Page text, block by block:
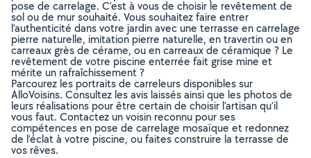
pose de carrelage. C’est à vous de choisir le revêtement de
sol ou de mur souhaité. Vous souhaitez faire entrer
l’authenticité dans votre jardin avec une terrasse en carrelage
pierre naturelle, imitation pierre naturelle, en travertin ou en
carreaux grès de cérame, ou en carreaux de céramique ? Le
revêtement de votre piscine enterrée fait grise mine et
mérite un rafraîchissement ?
Parcourez les portraits de carreleurs disponibles sur
AlloVoisins. Consultez les avis laissés ainsi que les photos de
leurs réalisations pour être certain de choisir l’artisan qu’il
vous faut. Contactez un voisin reconnu pour ses
compétences en pose de carrelage mosaïque et redonnez
de l’éclat à votre piscine, ou faites construire la terrasse de
vos rêves.